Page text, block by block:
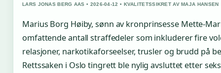
LARS JONAS BERG AAS • 2026-04-12 • KVALITETSSIKRET AV MAJA HANSEN
Marius Borg Høiby, sønn av kronprinsesse Mette-
omfattende antall straffedeler som inkluderer fire
relasjoner, narkotikaforseelser, trusler og brudd på
Rettssaken i Oslo tingrett ble nylig avsluttet etter